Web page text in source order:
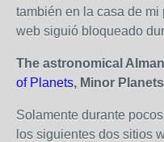
también en la casa de
web siguió bloqueado
The astronomical
of Planets, Minor
Solamente durante
los siguientes dos sitios